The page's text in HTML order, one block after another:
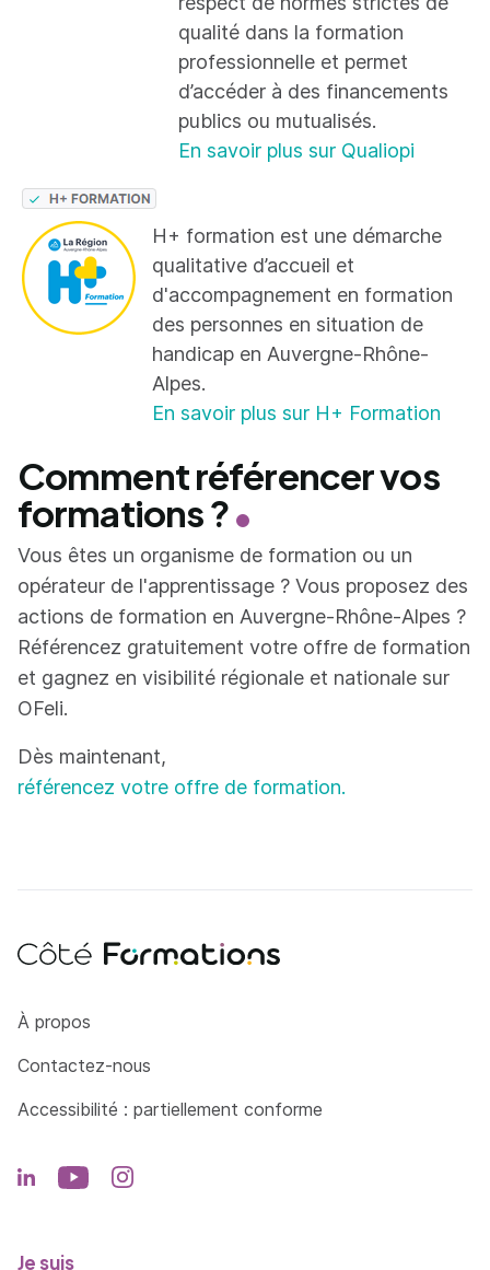
qualité dans la formation
professionnelle et permet
d’accéder à des financements
publics ou mutualisés.
En savoir plus sur Qualiopi
H+ formation est une démarche
qualitative d’accueil et
d'accompagnement en formation
des personnes en situation de
handicap en Auvergne-Rhône-
Alpes.
En savoir plus sur H+ Formation
Comment référencer vos
formations ?
Vous êtes un organisme de formation ou un
opérateur de l'apprentissage ? Vous proposez des
actions de formation en Auvergne-Rhône-Alpes ?
Référencez gratuitement votre offre de formation
et gagnez en visibilité régionale et nationale sur
OFeli.
Dès maintenant,
référencez votre offre de formation.
Côté Formations
À propos
Contactez-nous
Accessibilité : partiellement conforme
Je suis